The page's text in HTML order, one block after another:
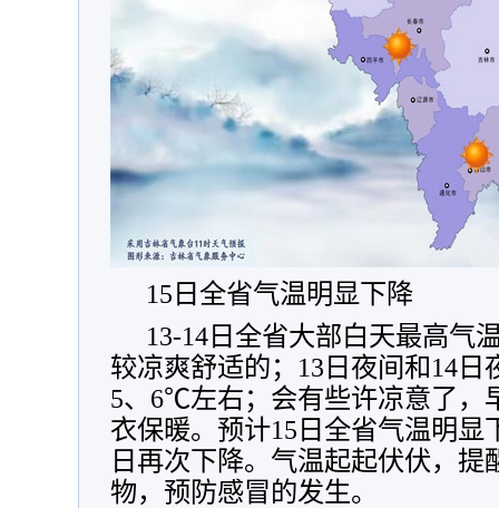
15日全省气温明显下降
13-14日全省大部白天最高气
较凉爽舒适的；13日夜间和14
5、6℃左右；会有些许凉意了，
衣保暖。预计15日全省气温明显
日再次下降。气温起起伏伏，
物，预防感冒的发生。